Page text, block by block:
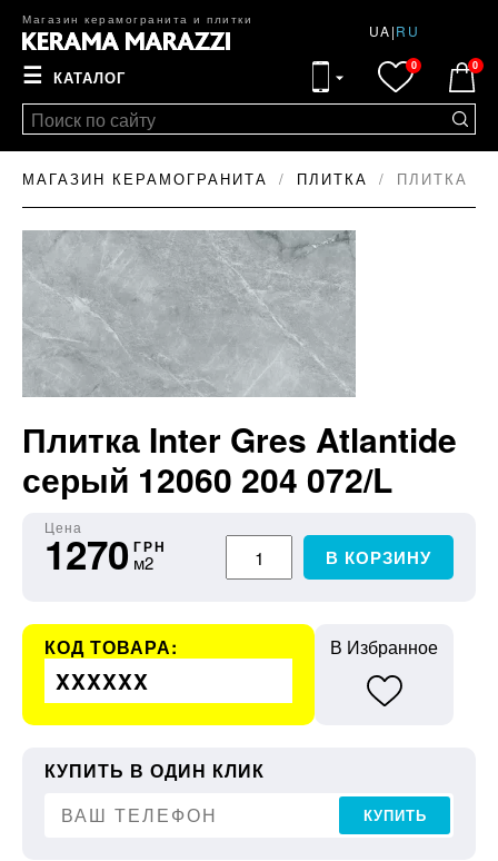
Магазин керамогранита и плитки
UA|RU
☰ КАТАЛОГ
0 0
МАГАЗИН КЕРАМОГРАНИТА ПЛИТКА ПЛИТКА
Плитка Inter Gres Atlantide
серый 12060 204 072/L
Цена
1270 ГРН
м2 В КОРЗИНУ
КОД ТОВАРА:
XXXXXX
В Избранное
КУПИТЬ В ОДИН КЛИК
КУПИТЬ